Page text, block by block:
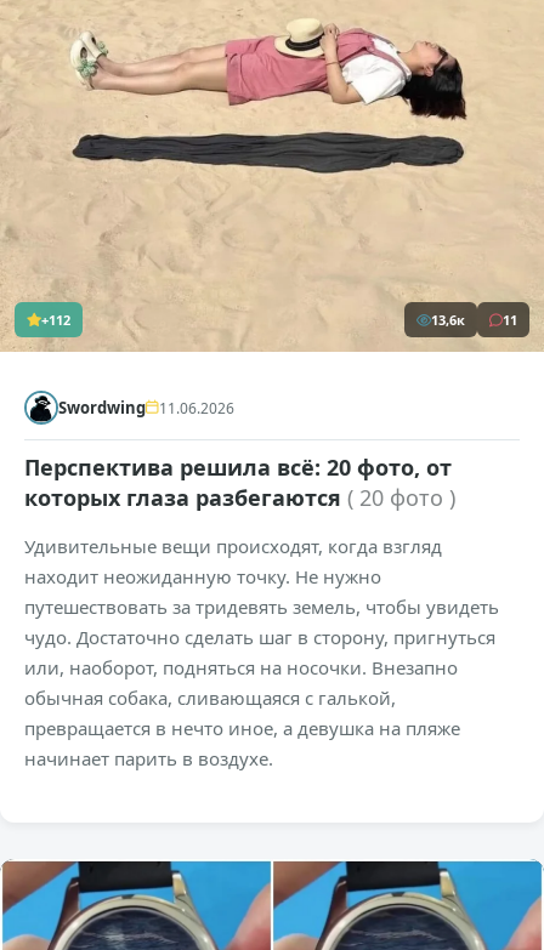
+112 13,6к 11
Swordwing 11.06.2026
Перспектива решила всё: 20 фото, от
которых глаза разбегаются ( 20 фото )
Удивительные вещи происходят, когда взгляд
находит неожиданную точку. Не нужно
путешествовать за тридевять земель, чтобы увидеть
чудо. Достаточно сделать шаг в сторону, пригнуться
или, наоборот, подняться на носочки. Внезапно
обычная собака, сливающаяся с галькой,
превращается в нечто иное, а девушка на пляже
начинает парить в воздухе.